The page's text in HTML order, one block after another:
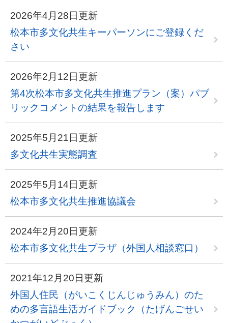
2026年4月28日更新
松本市多文化共生キーパーソンにご登録くだ
さい
2026年2月12日更新
第4次松本市多文化共生推進プラン（案）パブ
リックコメントの結果を報告します
2025年5月21日更新
多文化共生実態調査
2025年5月14日更新
松本市多文化共生推進協議会
2024年2月20日更新
松本市多文化共生プラザ（外国人相談窓口）
2021年12月20日更新
外国人住民（がいこくじんじゅうみん）のた
めの多言語生活ガイドブック（たげんごせい